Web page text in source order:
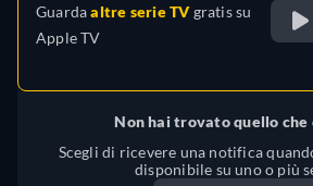
Guardaaltre serie TVgratis su
Apple TV
Non hai trovato quello che
Scegli di ricevere una notifica
disponibile su uno o più